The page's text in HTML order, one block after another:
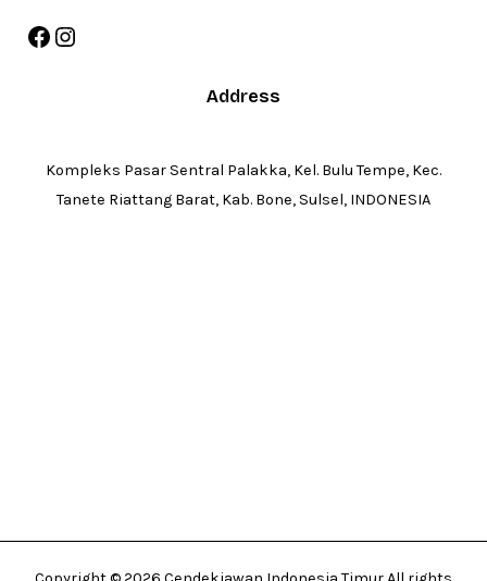
Address
Kompleks Pasar Sentral Palakka, Kel. Bulu Tempe, Kec.
Tanete Riattang Barat, Kab. Bone, Sulsel, INDONESIA